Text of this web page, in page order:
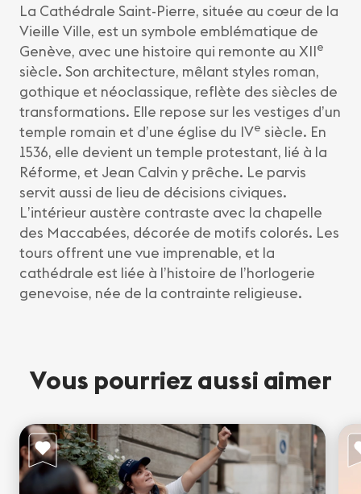
La Cathédrale Saint-Pierre, située au cœur de la
Vieille Ville, est un symbole emblématique de
Genève, avec une histoire qui remonte au XIIe
siècle. Son architecture, mêlant styles roman,
gothique et néoclassique, reflète des siècles de
transformations. Elle repose sur les vestiges d’un
temple romain et d’une église du IVe siècle. En
1536, elle devient un temple protestant, lié à la
Réforme, et Jean Calvin y prêche. Le parvis
servit aussi de lieu de décisions civiques.
L’intérieur austère contraste avec la chapelle
des Maccabées, décorée de motifs colorés. Les
tours offrent une vue imprenable, et la
cathédrale est liée à l’histoire de l’horlogerie
genevoise, née de la contrainte religieuse.
Vous pourriez aussi aimer